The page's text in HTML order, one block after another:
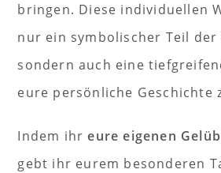
bringen. Diese individuellen
nur ein symbolischer Teil der
sondern auch eine
eure persönliche Geschichte
Indem ihreure eigenen
gebt ihr eurem besonderen